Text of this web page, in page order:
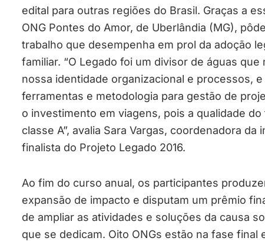
edital para outras regiões do Brasil. Graças a
ONG Pontes do Amor, de Uberlândia (MG),
trabalho que desempenha em prol da adoção
familiar. “O Legado foi um divisor de águas
nossa identidade organizacional e processos,
ferramentas e metodologia para gestão de
o investimento em viagens, pois a qualidade
classe A”, avalia Sara Vargas, coordenadora da
finalista do Projeto Legado 2016.
Ao fim do curso anual, os participantes
expansão de impacto e disputam um prêmio
de ampliar as atividades e soluções da causa
que se dedicam. Oito ONGs estão na fase final